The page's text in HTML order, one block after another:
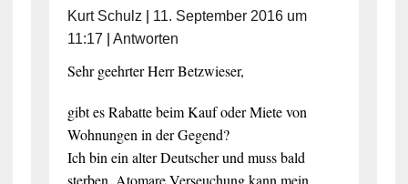
Kurt Schulz
11. September 2016 um
11:17
Antworten
Sehr geehrter Herr Betzwieser,
gibt es Rabatte beim Kauf oder Miete von
Wohnungen in der Gegend?
Ich bin ein alter Deutscher und muss bald
sterben. Atomare Verseuchung kann mein